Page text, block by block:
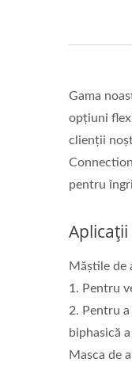
Gama
opțiuni
clienții
pentru
Aplicații
Măștile de
1. Pentru
2. Pentru
biphasică
Masca de